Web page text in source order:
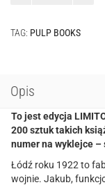
edycja
TAG: PULP BOOKS
Opis
To jest edycja
200 sztuk takich
numer na wyklejce
Łódź roku 1922 to
wojnie. Jakub,